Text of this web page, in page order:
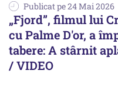
Publicat pe 24 Mai 2026
„Fjord”, filmul lui
cu Palme D'or, a
tabere: A stârnit
/ VIDEO